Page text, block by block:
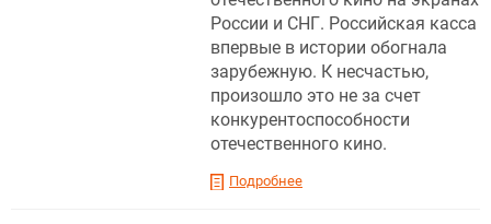
России и СНГ. Российская касса
впервые в истории обогнала
зарубежную. К несчастью,
произошло это не за счет
конкурентоспособности
отечественного кино.
Подробнее